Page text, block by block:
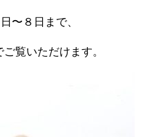
〜８日まで、
覧いただけます。